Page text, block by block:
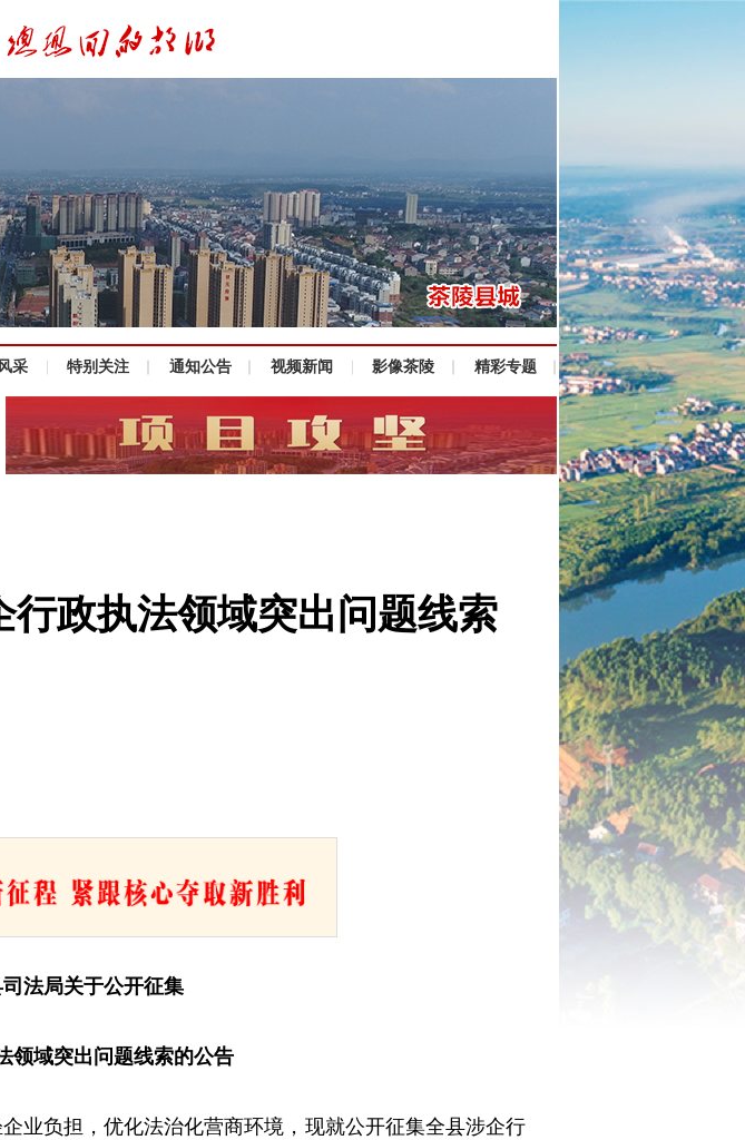
采 特别关注 通知公告 视频新闻 影像茶陵 精彩专题
政执法领域突出问题线索
法局关于公开征集
领域突出问题线索的公告
业负担，优化法治化营商环境，现就公开征集全县涉企行